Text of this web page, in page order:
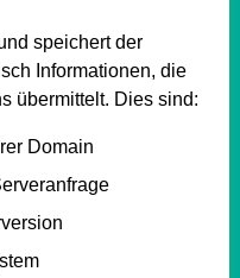
speichert der
Informationen, die
übermittelt. Dies sind:
Domain